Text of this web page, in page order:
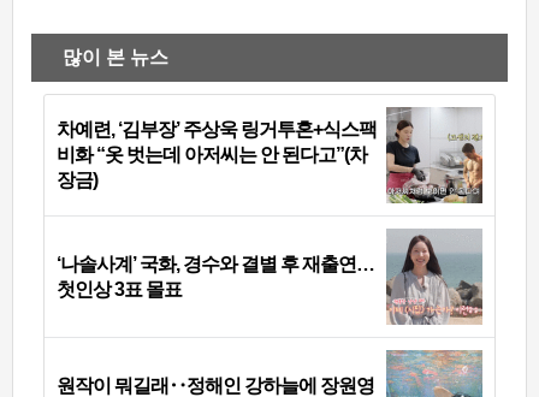
많이 본 뉴스
차예련, ‘김부장’ 주상욱 링거투혼+식스팩
비화 “옷 벗는데 아저씨는 안 된다고”(차
장금)
‘나솔사계’ 국화, 경수와 결별 후 재출연…
첫인상 3표 몰표
원작이 뭐길래‥정해인 강하늘에 장원영